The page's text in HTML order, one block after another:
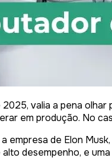
valia a pena olhar
em produção. No
empresa de Elon
desempenho, e